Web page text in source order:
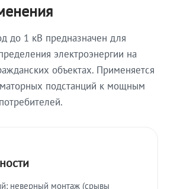
до 1 кВ предназначен для
электроэнергии на
объектах. Применяется
подстанций к мощным
неверный монтаж (срывы